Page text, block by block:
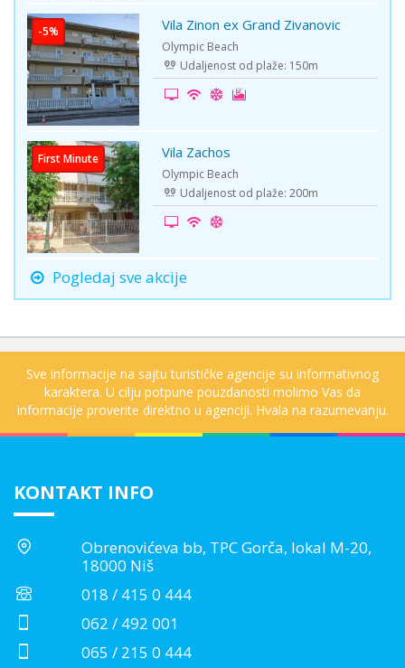
-5% Vila Zinon ex Grand Zivanovic
Olympic Beach
Udaljenost od plaže: 150m
First Minute Vila Zachos
Olympic Beach
Udaljenost od plaže: 200m
Pogledaj sve akcije
Sve informacije na sajtu turističke agencije su informativnog
karaktera. U cilju potpune pouzdanosti molimo Vas da
informacije proverite direktno u agenciji. Hvala na razumevanju.
KONTAKT INFO
Obrenovićeva bb, TPC Gorča, lokal M-20,
18000 Niš
018 / 415 0 444
062 / 492 001
065 / 215 0 444